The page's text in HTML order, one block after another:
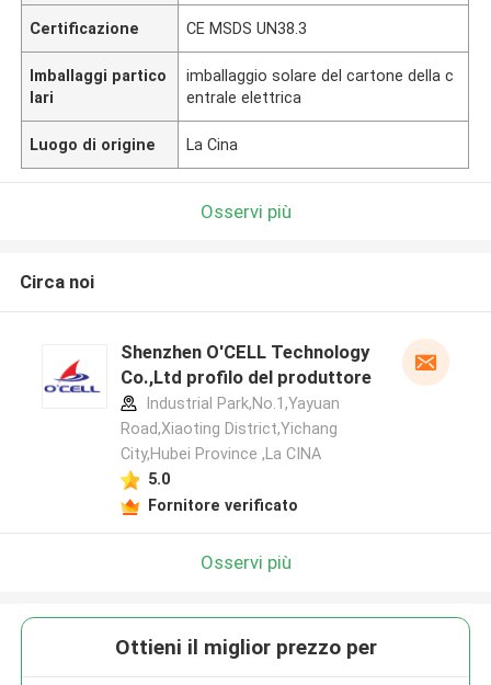
Certificazione CE MSDS UN38.3
Imballaggi partico
lari
imballaggio solare del cartone della c
entrale elettrica
Luogo di origine La Cina
Osservi più
Circa noi
Shenzhen O'CELL Technology
Co.,Ltd profilo del produttore
Industrial Park,No.1,Yayuan
Road,Xiaoting District,Yichang
City,Hubei Province ,La CINA
5.0
Fornitore verificato
Osservi più
Ottieni il miglior prezzo per